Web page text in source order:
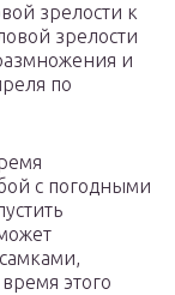
зрелости к
зрелости
и
по
с погодными
этого